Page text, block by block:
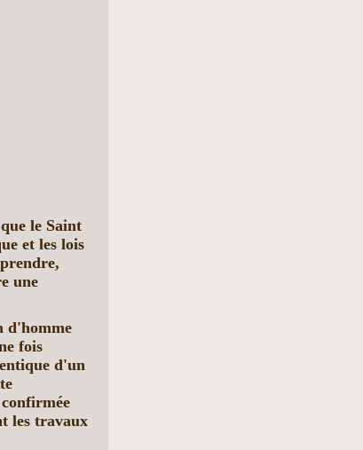
le Saint
et les lois
une
d'homme
fois
d'un
les travaux